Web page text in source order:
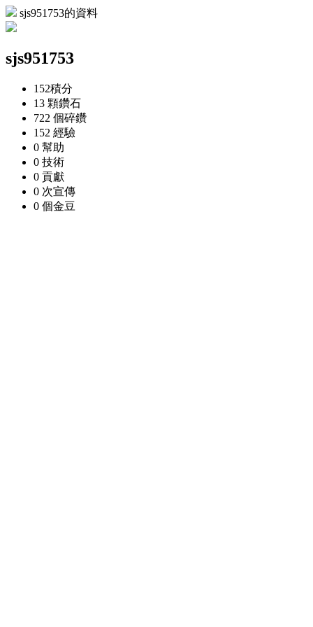
sjs951753的資料
sjs951753
152積分
13 顆鑽石
722 個碎鑽
152 經驗
0 幫助
0 技術
0 貢獻
0 次宣傳
0 個金豆